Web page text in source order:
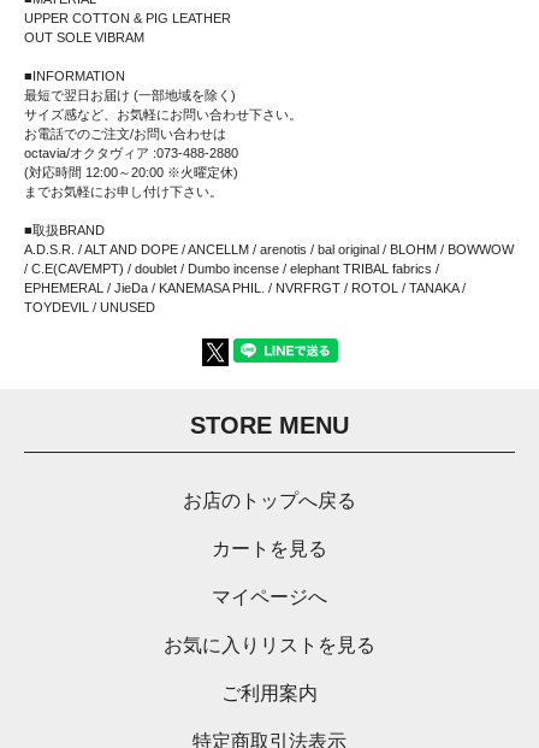
UPPER COTTON & PIG LEATHER
OUT SOLE VIBRAM
■INFORMATION
最短で翌日お届け (一部地域を除く)
サイズ感など、お気軽にお問い合わせ下さい。
お電話でのご注文/お問い合わせは
octavia/オクタヴィア :073-488-2880
(対応時間 12:00～20:00 ※火曜定休)
までお気軽にお申し付け下さい。
■取扱BRAND
A.D.S.R. / ALT AND DOPE / ANCELLM / arenotis / bal original / BLOHM / BOWWOW
/ C.E(CAVEMPT) / doublet / Dumbo incense / elephant TRIBAL fabrics /
EPHEMERAL / JieDa / KANEMASA PHIL. / NVRFRGT / ROTOL / TANAKA /
TOYDEVIL / UNUSED
STORE MENU
お店のトップへ戻る
カートを見る
マイページへ
お気に入りリストを見る
ご利用案内
特定商取引法表示